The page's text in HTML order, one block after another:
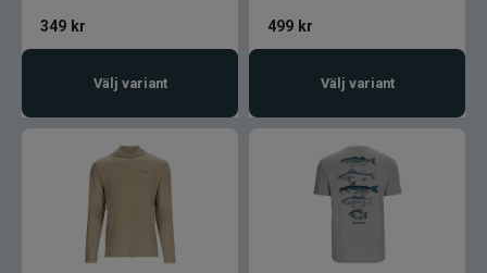
349 kr
Välj variant
499 kr
Välj variant